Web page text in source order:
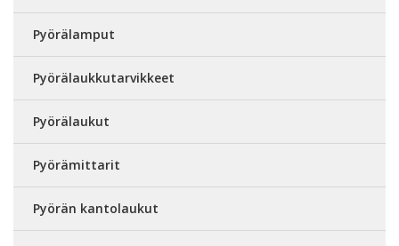
Pyörälamput
Pyörälaukkutarvikkeet
Pyörälaukut
Pyörämittarit
Pyörän kantolaukut